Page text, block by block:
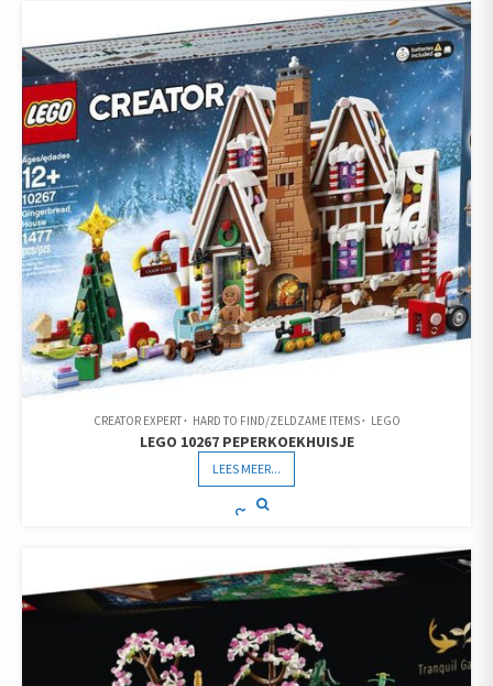
CREATOR EXPERT HARD TO FIND/ZELDZAME ITEMS LEGO
LEGO 10267 PEPERKOEKHUISJE
LEES MEER...